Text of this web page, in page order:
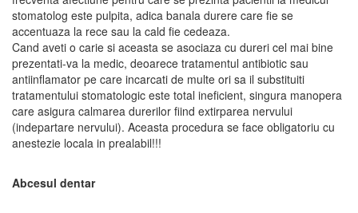
stomatolog este pulpita, adica banala durere care fie se
accentuaza la rece sau la cald fie cedeaza.
Cand aveti o carie si aceasta se asociaza cu dureri cel mai bine
prezentati-va la medic, deoarece tratamentul antibiotic sau
antiinflamator pe care incarcati de multe ori sa il substituiti
tratamentului stomatologic este total ineficient, singura manopera
care asigura calmarea durerilor fiind extirparea nervului
(indepartare nervului). Aceasta procedura se face obligatoriu cu
anestezie locala in prealabil!!!
Abcesul dentar